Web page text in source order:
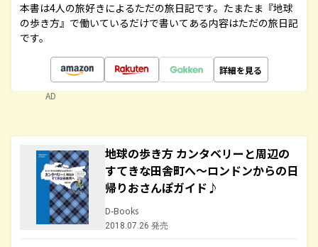
本書は4人の旅好きによるただの旅日記です。たまたま『地球
の歩き方』で働いているだけで書いてある内容はただの旅日記
です。
詳細を見る
AD
地球の歩き方 カンタベリーと周辺の
すてきな田舎町へ～ロンドンからの日
帰りおさんぽガイド♪
D-Books
2018.07.26 発売